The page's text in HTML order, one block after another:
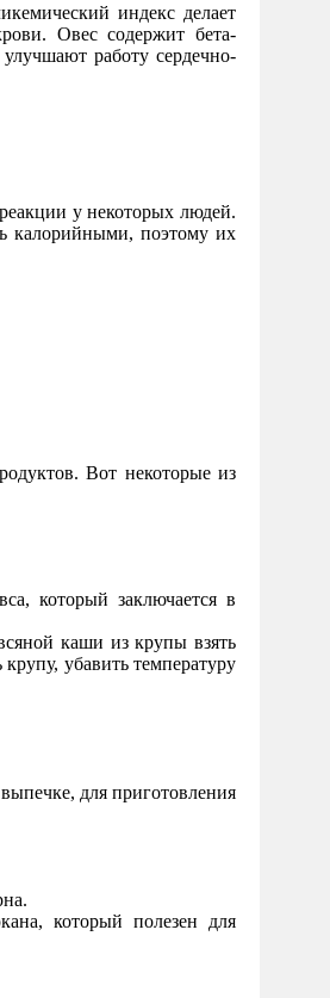
индекс делает
Овес содержит бета-
работу сердечно-
у некоторых людей.
калорийными, поэтому их
Вот некоторые из
который заключается в
каши из крупы взять
убавить температуру
для приготовления
который полезен для